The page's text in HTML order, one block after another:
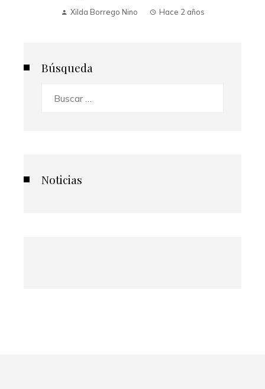
Xilda Borrego Nino Hace 2 años
Búsqueda
Noticias